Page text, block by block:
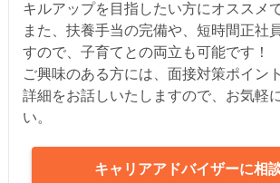
キルアップを目指したい方にオススメ
また、扶養手当の完備や、短時間正社
すので、子育てとの両立も可能です！
ご興味のある方には、面接対策ポイン
詳細をお話しいたしますので、お気軽
い。
キャリアアドバイザーに相